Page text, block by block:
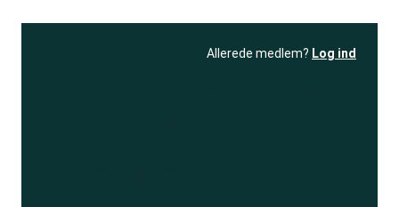
Allerede medlem? Log ind